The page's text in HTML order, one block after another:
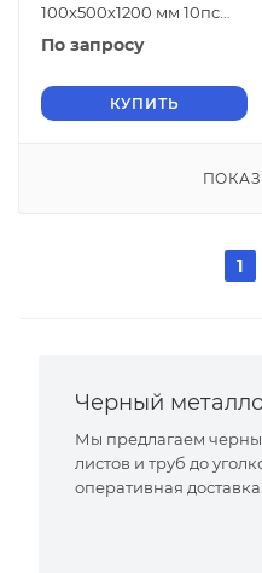
100х500х1200 мм 10пс
ГОСТ 9234-74
По запросу
КУПИТЬ
1
Черный
Мы предлагаем
листов и труб до
оперативная доставка.